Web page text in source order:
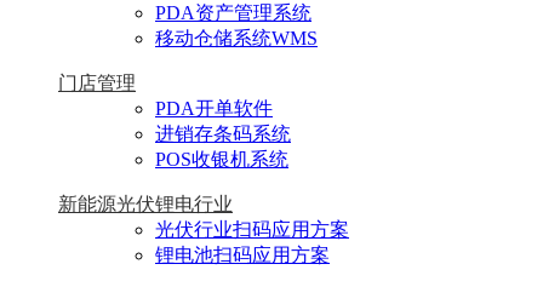
PDA资产管理系统
移动仓储系统WMS
门店管理
PDA开单软件
进销存条码系统
POS收银机系统
新能源光伏锂电行业
光伏行业扫码应用方案
锂电池扫码应用方案